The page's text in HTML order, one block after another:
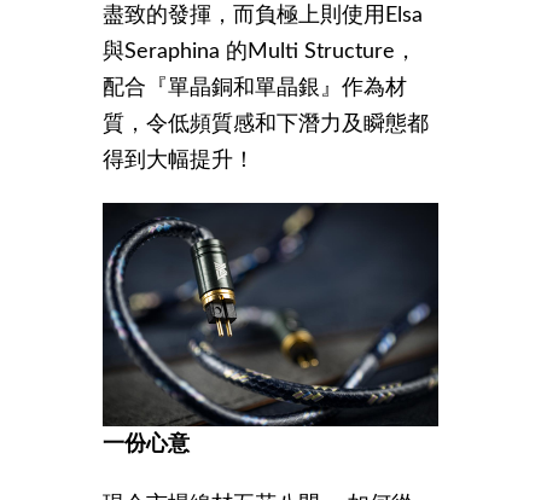
盡致的發揮，而負極上則使用Elsa
與Seraphina 的Multi Structure，
配合『單晶銅和單晶銀』作為材
質，令低頻質感和下潛力及瞬態都
得到大幅提升！
一份心意